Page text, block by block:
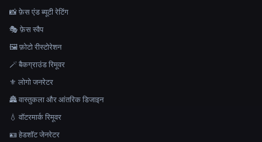
📸 फ़ेस एंड ब्यूटी रेटिंग
🎭 फ़ेस स्वैप
🖼️ फ़ोटो रीस्टोरेशन
🪄 बैकग्राउंड रिमूवर
⚜️ लोगो जनरेटर
🏯 वास्तुकला और आंतरिक डिजाइन
💧 वॉटरमार्क रिमूवर
🪪 हेडशॉट जेनरेटर